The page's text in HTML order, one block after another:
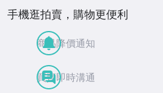
手機逛拍賣，購物更便利
商品降價通知
買賣即時溝通